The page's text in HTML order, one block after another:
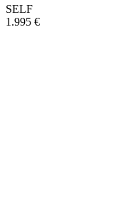
SELF
1.995 €